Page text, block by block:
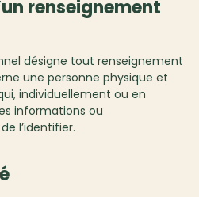
renseignement
désigne tout renseignement
une personne physique et
individuellement ou en
informations ou
l’identifier.